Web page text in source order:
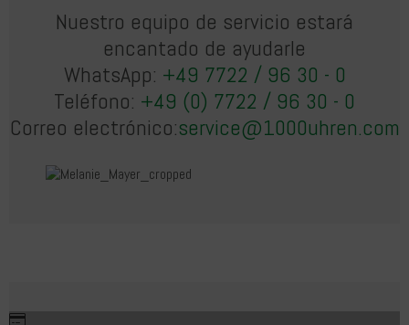
Nuestro equipo de servicio estará
encantado de ayudarle
WhatsApp: +49 7722 / 96 30 - 0
Teléfono: +49 (0) 7722 / 96 30 - 0
Correo electrónico:service@1000uhren.com